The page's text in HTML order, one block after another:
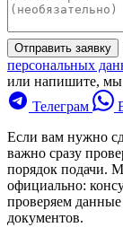
Отправить заявку
персональных
или напишите, мы
Телеграм
Если вам нужно
важно сразу
порядок подачи.
официально:
проверяем
документов.